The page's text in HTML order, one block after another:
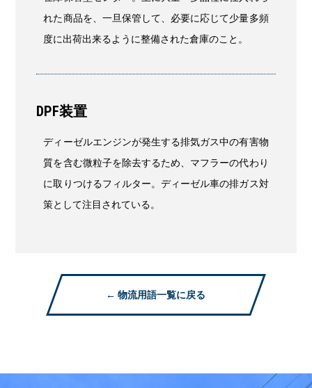
れた商品を、一旦保管して、必要に応じて少量多頻
度に出荷出来るように整備された倉庫のこと。
DPF装置
ディーゼルエンジンが発生する排気ガス中の有害物
質を含む微粒子を除去するため、マフラーの代わり
に取りつけるフィルター。ディーゼル車の排ガス対
策として注目されている。